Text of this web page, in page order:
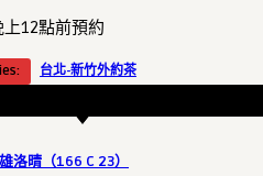
12點前預約
台北-新竹外約茶
洛晴（166 C 23）